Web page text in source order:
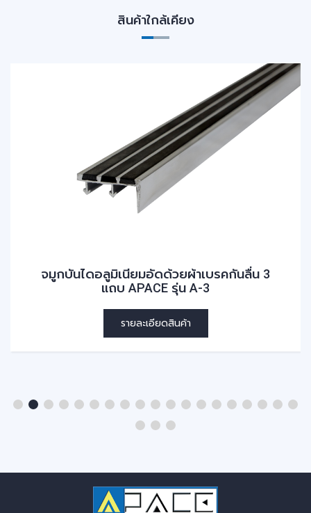
สินค้าใกล้เคียง
จมูกบันไดอลูมิเนียมอัดด้วยผ้าเบรคกันลื่น 3
แถบ APACE รุ่น A-3
รายละเอียดสินค้า